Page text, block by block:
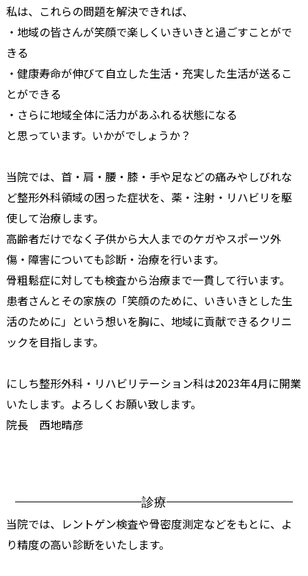
私は、これらの問題を解決できれば、
・地域の皆さんが笑顔で楽しくいきいきと過ごすことがで
きる
・健康寿命が伸びて自立した生活・充実した生活が送るこ
とができる
・さらに地域全体に活力があふれる状態になる
と思っています。いかがでしょうか？
当院では、首・肩・腰・膝・手や足などの痛みやしびれな
ど整形外科領域の困った症状を、薬・注射・リハビリを駆
使して治療します。
高齢者だけでなく子供から大人までのケガやスポーツ外
傷・障害についても診断・治療を行います。
骨粗鬆症に対しても検査から治療まで一貫して行います。
患者さんとその家族の「笑顔のために、いきいきとした生
活のために」という想いを胸に、地域に貢献できるクリニ
ックを目指します。
にしち整形外科・リハビリテーション科は2023年4月に開業
いたします。よろしくお願い致します。
院長 西地晴彦
診療
当院では、レントゲン検査や骨密度測定などをもとに、よ
り精度の高い診断をいたします。